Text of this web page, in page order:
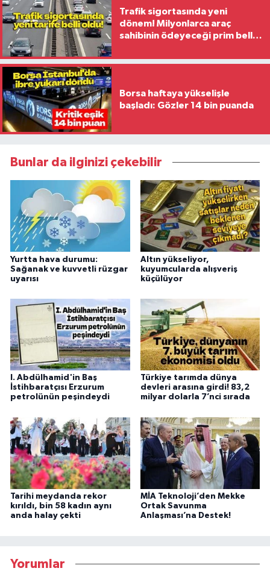
Trafik sigortasında yeni
dönem! Milyonlarca araç
sahibinin ödeyeceği prim belli
Borsa haftaya yükselişle
başladı: Gözler 14 bin puanda
Bunlar da ilginizi çekebilir
Yurtta hava durumu:
Sağanak ve kuvvetli rüzgar
uyarısı
Altın yükseliyor,
kuyumcularda alışveriş
küçülüyor
I. Abdülhamid'in Baş
İstihbaratçısı Erzurum
petrolünün peşindeydi
Türkiye tarımda dünya
devleri arasına girdi! 83,2
milyar dolarla 7’nci sırada
Tarihi meydanda rekor
kırıldı, bin 58 kadın aynı
anda halay çekti
MİA Teknoloji’den Mekke
Ortak Savunma
Anlaşması’na Destek!
Yorumlar